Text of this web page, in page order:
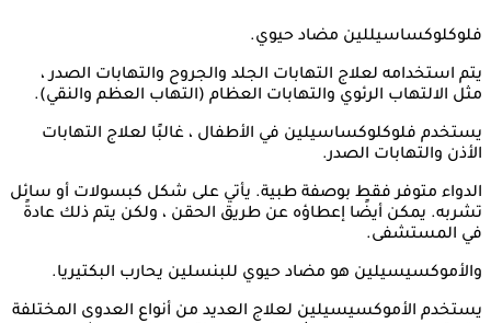
فلوكلوكساسيللين مضاد حيوي.
يتم استخدامه لعلاج التهابات الجلد والجروح والتهابات الصدر ،
مثل الالتهاب الرئوي والتهابات العظام (التهاب العظم والنقي).
يستخدم فلوكلوكساسيلين في الأطفال ، غالبًا لعلاج التهابات
الأذن والتهابات الصدر.
الدواء متوفر فقط بوصفة طبية. يأتي على شكل كبسولات أو سائل
تشربه. يمكن أيضًا إعطاؤه عن طريق الحقن ، ولكن يتم ذلك عادةً
في المستشفى.
والأموكسيسيلين هو مضاد حيوي للبنسلين يحارب البكتيريا.
يستخدم الأموكسيسيلين لعلاج العديد من أنواع العدوى المختلفة